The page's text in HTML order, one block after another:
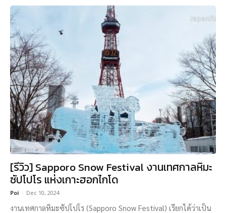
[รีวิว] Sapporo Snow Festival งานเทศกาลหิมะ
ซัปโปโร แห่งเกาะฮอกไกโด
Poi - Dec 10, 2024
งานเทศกาลหิมะซัปโปโร (Sapporo Snow Festival) เรียกได้ว่าเป็น